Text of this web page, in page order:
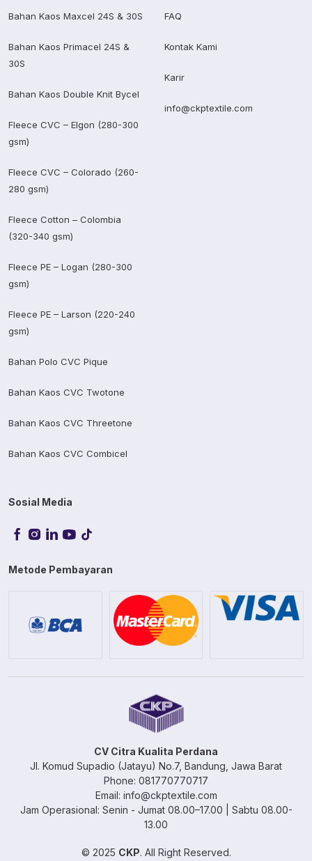
Bahan Kaos Maxcel 24S & 30S
Bahan Kaos Primacel 24S &
30S
Bahan Kaos Double Knit Bycel
Fleece CVC – Elgon (280-300
gsm)
Fleece CVC – Colorado (260-
280 gsm)
Fleece Cotton – Colombia
(320-340 gsm)
Fleece PE – Logan (280-300
gsm)
Fleece PE – Larson (220-240
gsm)
Bahan Polo CVC Pique
Bahan Kaos CVC Twotone
Bahan Kaos CVC Threetone
Bahan Kaos CVC Combicel
FAQ
Kontak Kami
Karir
info@ckptextile.com
Sosial Media
Metode Pembayaran
CV Citra Kualita Perdana
Jl. Komud Supadio (Jatayu) No.7, Bandung, Jawa Barat
Phone: 081770770717
Email: info@ckptextile.com
Jam Operasional: Senin - Jumat 08.00–17.00 | Sabtu 08.00-
13.00
© 2025 CKP. All Right Reserved.